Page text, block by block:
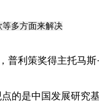
多方面来解决
利策奖得主托马斯·
的是中国发展研究